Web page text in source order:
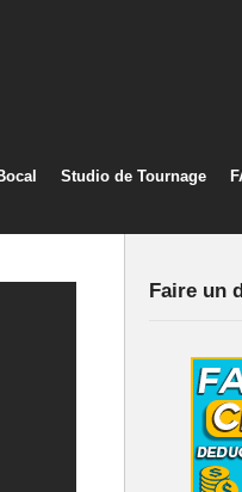
Studio de Tournage
Faire un